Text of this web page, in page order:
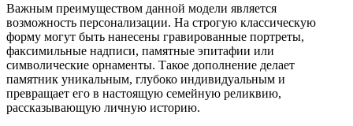
Важным преимуществом данной модели является
возможность персонализации. На строгую классическую
форму могут быть нанесены гравированные портреты,
факсимильные надписи, памятные эпитафии или
символические орнаменты. Такое дополнение делает
памятник уникальным, глубоко индивидуальным и
превращает его в настоящую семейную реликвию,
рассказывающую личную историю.